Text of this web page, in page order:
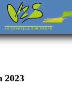
2023